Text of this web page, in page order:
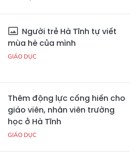
Người trẻ Hà Tĩnh tự viết
mùa hè của mình
GIÁO DỤC
Thêm động lực cống hiến cho
giáo viên, nhân viên trường
học ở Hà Tĩnh
GIÁO DỤC